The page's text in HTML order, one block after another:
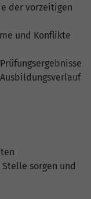
der vorzeitigen
und Konflikte
sorgen und